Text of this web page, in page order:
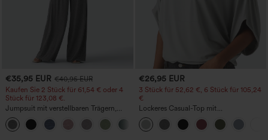
€35,95 EUR €40,95 EUR
Kaufen Sie 2 Stück für 61,54 € oder 4
Stück für 123,08 €.
Jumpsuit mit verstellbaren Trägern,
gerafftem Detail, weitem Bein und
meliertem Stoff, lässig, mit Taschen -
Easy Peezy
+10
€26,95 EUR
3 Stück für 52,62 €, 6 Stück für 105,24
€
Lockeres Casual-Top mit
Rundhalsausschnitt und
Fledermausärmeln